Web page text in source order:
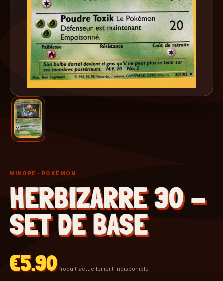
MIKOPE · POKÉMON
HERBIZARRE 30 -
SET DE BASE
€5.90Produit actuellement indisponible